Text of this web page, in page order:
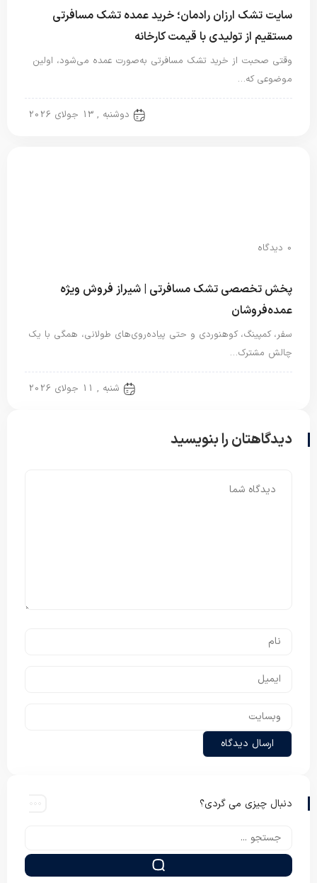
سایت تشک ارزان رادمان؛ خرید عمده تشک مسافرتی
مستقیم از تولیدی با قیمت کارخانه
وقتی صحبت از خرید تشک مسافرتی به‌صورت عمده می‌شود، اولین
موضوعی که…
دوشنبه , 13 جولای 2026
0 دیدگاه
پخش تخصصی تشک مسافرتی | شیراز فروش ویژه
عمده‌فروشان
سفر، کمپینگ، کوهنوردی و حتی پیاده‌روی‌های طولانی، همگی با یک
چالش مشترک…
شنبه , 11 جولای 2026
دیدگاهتان را بنویسید
دنبال چیزی می گردی؟